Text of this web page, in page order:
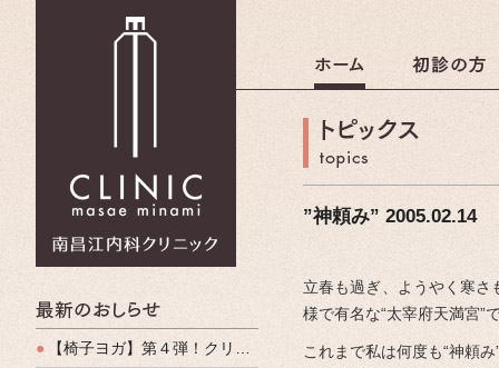
最新のおしらせ
●
【椅子ヨガ】第４弾！クリパルヨガ教室のご案内
”神頼み” 2005.02.14
立春も過ぎ、ようやく寒
様で有名な“太宰府天満宮
これまで私は何度も“神頼